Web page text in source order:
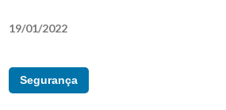
19/01/2022
Segurança